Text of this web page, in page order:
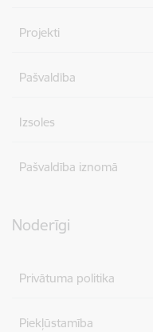
Projekti
Pašvaldība
Izsoles
Pašvaldība iznomā
Noderīgi
Privātuma politika
Piekļūstamība